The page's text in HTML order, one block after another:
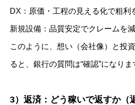
DX：原価・工程の見える化で粗利
新規設備：品質安定でクレームを
このように、想い（会社像）と投
ると、銀行の質問は“確認”になりま
3）返済：どう稼いで返すか（